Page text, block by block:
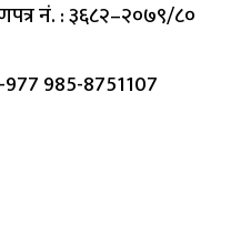
नं. : ३६८२–२०७९/८०
985-8751107